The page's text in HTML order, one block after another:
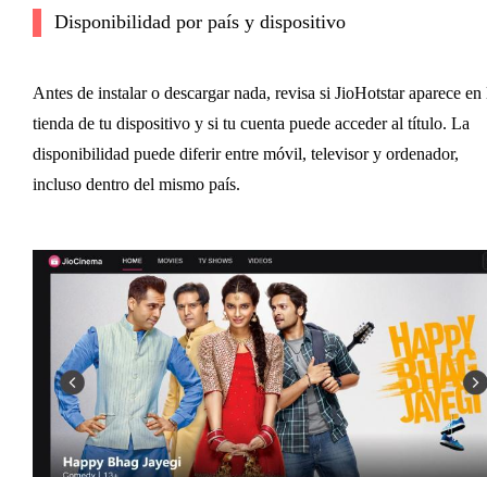
Disponibilidad por país y dispositivo
Antes de instalar o descargar nada, revisa si JioHotstar aparece en
tienda de tu dispositivo y si tu cuenta puede acceder al título. La
disponibilidad puede diferir entre móvil, televisor y ordenador,
incluso dentro del mismo país.